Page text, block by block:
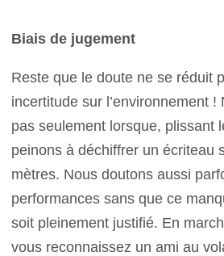
Biais de jugement
Reste que le doute ne se réduit
incertitude sur l’environnement !
pas seulement lorsque, plissant
peinons à déchiffrer un écriteau
mètres. Nous doutons aussi
performances sans que ce
soit pleinement justifié. En
vous reconnaissez un ami au